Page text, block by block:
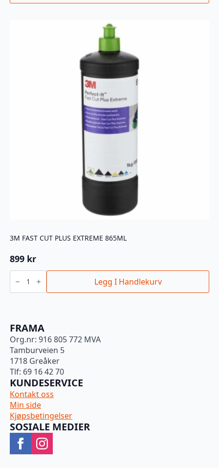
3M FAST CUT PLUS EXTREME 865ML
899 kr
3M
FAST
PLUS
Legg I Handlekurv
FRAMA
Org.nr: 916 805 772 MVA
Tamburveien 5
1718 Greåker
Tlf: 69 16 42 70
KUNDESERVICE
Kontakt oss
Min side
Kjøpsbetingelser
SOSIALE MEDIER